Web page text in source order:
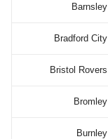
Barnsley
Bradford City
Bristol Rovers
Bromley
Burnley